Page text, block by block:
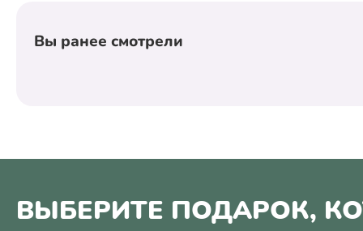
Вы ранее смотрели
ВЫБЕРИТЕ ПОДАРОК,